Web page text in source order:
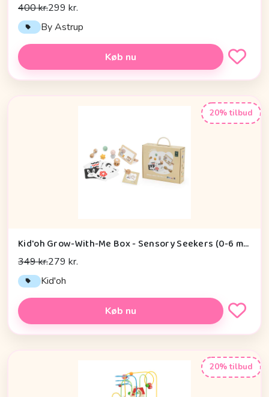
400 kr.299 kr.
By Astrup
Køb nu
20% tilbud
Kid'oh Grow-With-Me Box - Sensory Seekers (0-6 mdr.)
349 kr.279 kr.
Kid'oh
Køb nu
20% tilbud